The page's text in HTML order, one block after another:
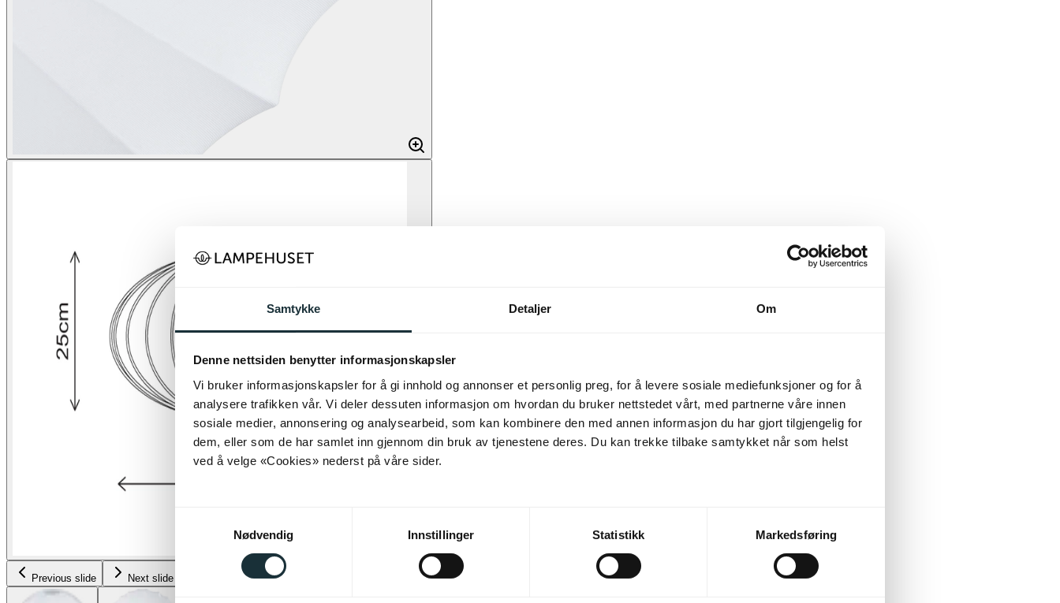
Samtykke Detaljer Om
Denne nettsiden benytter informasjonskapsler
Vi bruker informasjonskapsler for å gi innhold og annonser et personlig preg, for å levere sosiale mediefunksjoner og for å
analysere trafikken vår. Vi deler dessuten informasjon om hvordan du bruker nettstedet vårt, med partnerne våre innen
sosiale medier, annonsering og analysearbeid, som kan kombinere den med annen informasjon du har gjort tilgjengelig for
dem, eller som de har samlet inn gjennom din bruk av tjenestene deres. Du kan trekke tilbake samtykket når som helst
ved å velge «Cookies» nederst på våre sider.
Nødvendig
Innstillinger Statistikk Markedsføring
Previous slide Next slide